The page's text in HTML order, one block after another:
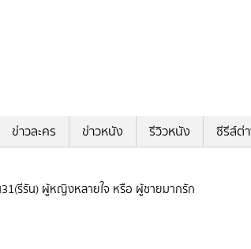
ข่าวละคร ข่าวหนัง รีวิวหนัง ซีรีส์ต่
31(รีรัน) ผู้หญิงหลายใจ หรือ ผู้ชายมากรัก